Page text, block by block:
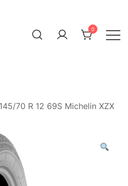
0
70 R 12 69S Michelin XZX